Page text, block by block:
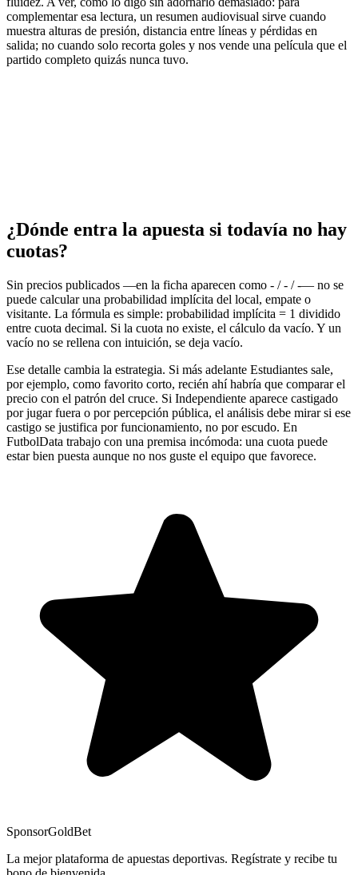
complementar esa lectura, un resumen audiovisual sirve cuando
muestra alturas de presión, distancia entre líneas y pérdidas en
salida; no cuando solo recorta goles y nos vende una película que el
partido completo quizás nunca tuvo.
¿Dónde entra la apuesta si todavía no hay
cuotas?
Sin precios publicados —en la ficha aparecen como - / - / -— no se
puede calcular una probabilidad implícita del local, empate o
visitante. La fórmula es simple: probabilidad implícita = 1 dividido
entre cuota decimal. Si la cuota no existe, el cálculo da vacío. Y un
vacío no se rellena con intuición, se deja vacío.
Ese detalle cambia la estrategia. Si más adelante Estudiantes sale,
por ejemplo, como favorito corto, recién ahí habría que comparar el
precio con el patrón del cruce. Si Independiente aparece castigado
por jugar fuera o por percepción pública, el análisis debe mirar si ese
castigo se justifica por funcionamiento, no por escudo. En
FutbolData trabajo con una premisa incómoda: una cuota puede
estar bien puesta aunque no nos guste el equipo que favorece.
SponsorGoldBet
La mejor plataforma de apuestas deportivas. Regístrate y recibe tu